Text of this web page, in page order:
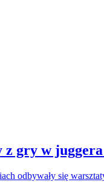
z gry w
odbywały się